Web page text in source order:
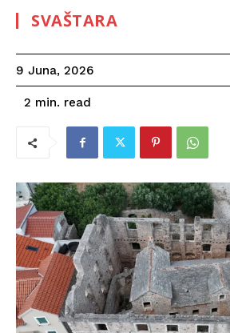
SVAŠTARA
9 Juna, 2026
2 min. read